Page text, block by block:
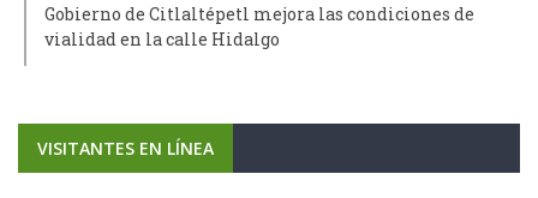
Gobierno de Citlaltépetl mejora las condiciones de
vialidad en la calle Hidalgo
VISITANTES EN LÍNEA